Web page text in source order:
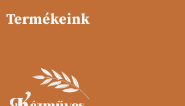
Termékeink